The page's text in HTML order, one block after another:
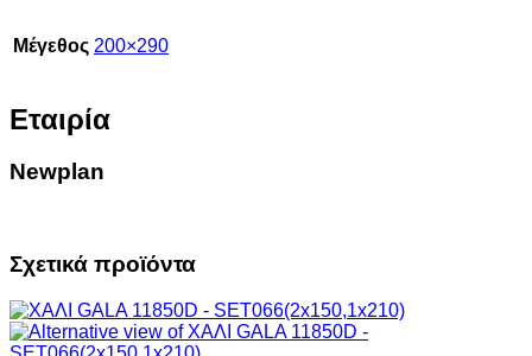
Μέγεθος 200×290
Εταιρία
Newplan
Σχετικά προϊόντα